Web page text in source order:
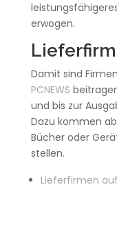
erwogen.
Damit sind
PCNEWS
und bis zur
Dazu kommen
Bücher oder
stellen.
Lieferfirmen